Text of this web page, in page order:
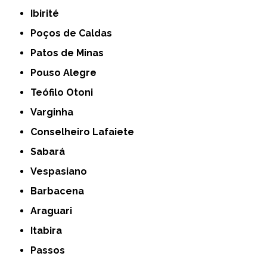
Ibirité
Poços de Caldas
Patos de Minas
Pouso Alegre
Teófilo Otoni
Varginha
Conselheiro Lafaiete
Sabará
Vespasiano
Barbacena
Araguari
Itabira
Passos